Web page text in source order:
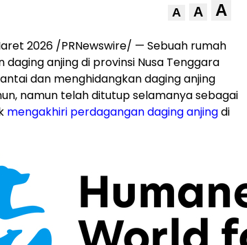
A A A
2026 /PRNewswire/ — Sebuah rumah
anjing di provinsi Nusa Tenggara
dan menghidangkan daging anjing
namun telah ditutup selamanya sebagai
mengakhiri perdagangan daging anjingdi